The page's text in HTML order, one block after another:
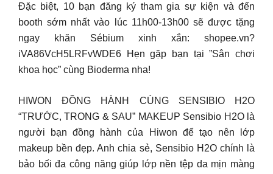
Đặc biệt, 10 bạn đăng ký tham gia sự kiện và đến
booth sớm nhất vào lúc 11h00-13h00 sẽ được tặng
ngay khăn Sébium xinh xắn: shopee.vn?
iVA86VcH5LRFvWDE6 Hẹn gặp bạn tại ”Sân chơi
khoa học” cùng Bioderma nha!
HIWON ĐỒNG HÀNH CÙNG SENSIBIO H2O
“TRƯỚC, TRONG & SAU” MAKEUP Sensibio H2O là
người bạn đồng hành của Hiwon để tạo nên lớp
makeup bền đẹp. Anh chia sẻ, Sensibio H2O chính là
bảo bối đa công năng giúp lớp nền tệp da mịn màng